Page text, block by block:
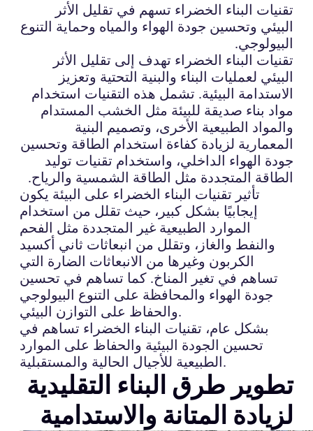
تقنيات البناء الخضراء تسهم في تقليل الأثر
البيئي وتحسين جودة الهواء والمياه وحماية التنوع
البيولوجي.
تقنيات البناء الخضراء تهدف إلى تقليل الأثر
البيئي لعمليات البناء والبنية التحتية وتعزيز
الاستدامة البيئية. تشمل هذه التقنيات استخدام
مواد بناء صديقة للبيئة مثل الخشب المستدام
والمواد الطبيعية الأخرى، وتصميم البنية
المعمارية لزيادة كفاءة استخدام الطاقة وتحسين
جودة الهواء الداخلي، واستخدام تقنيات توليد
الطاقة المتجددة مثل الطاقة الشمسية والرياح.
تأثير تقنيات البناء الخضراء على البيئة يكون
إيجابيًا بشكل كبير، حيث تقلل من استخدام
الموارد الطبيعية غير المتجددة مثل الفحم
والنفط والغاز، وتقلل من انبعاثات ثاني أكسيد
الكربون وغيرها من الانبعاثات الضارة التي
تساهم في تغير المناخ. كما تساهم في تحسين
جودة الهواء والمحافظة على التنوع البيولوجي
والحفاظ على التوازن البيئي.
بشكل عام، تقنيات البناء الخضراء تساهم في
تحسين الجودة البيئية والحفاظ على الموارد
الطبيعية للأجيال الحالية والمستقبلية.
تطوير طرق البناء التقليدية
لزيادة المتانة والاستدامية